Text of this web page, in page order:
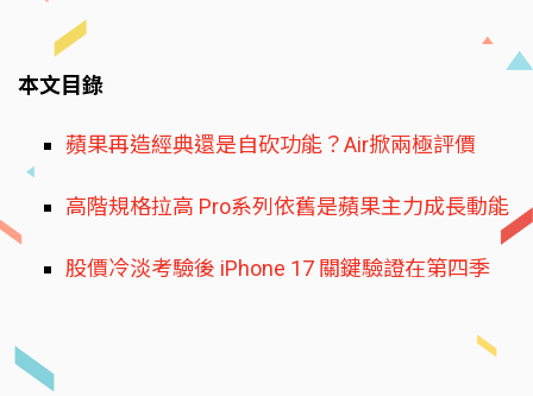
本文目錄
蘋果再造經典還是自砍功能？Air掀兩極評價
高階規格拉高 Pro系列依舊是蘋果主力成長動能
股價冷淡考驗後 iPhone 17 關鍵驗證在第四季